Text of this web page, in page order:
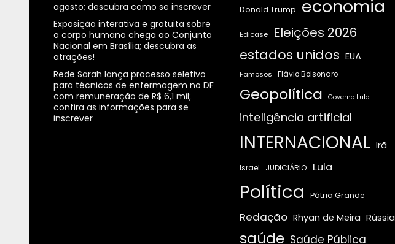
agosto; descubra como se inscrever
Exposição interativa e gratuita sobre
o corpo humano chega ao Conjunto
Nacional em Brasília; descubra as
atrações!
Rede Sarah lança processo seletivo
para técnicos de enfermagem no DF
com remuneração de R$ 6,1 mil;
confira as informações para se
inscrever
Donald Trump economia
Edicase Eleições 2026
estados unidos EUA
Famosos Flávio Bolsonaro
Geopolítica Governo Lula
inteligência artificial
INTERNACIONAL Irã
Israel JUDICIÁRIO Lula
Política Pátria Grande
Redação Rhyan de Meira Rússia
saúde Saúde Pública